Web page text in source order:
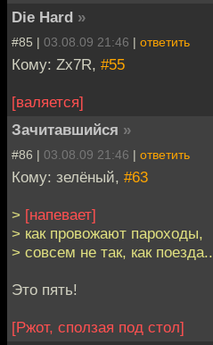
Die Hard »
#85 | 03.08.09 21:46 | ответить
Кому: Zx7R, #55
[валяется]
Зачитавшийся »
#86 | 03.08.09 21:46 | ответить
Кому: зелёный, #63
> [напевает]
> как провожают пароходы,
> совсем не так, как поезда..
Это пять!
[Ржот, сползая под стол]